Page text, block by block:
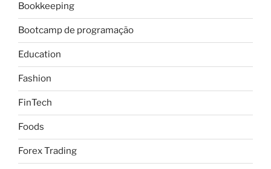
Bookkeeping
Bootcamp de programação
Education
Fashion
FinTech
Foods
Forex Trading